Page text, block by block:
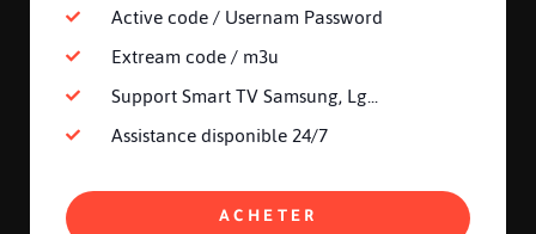
Active code / Usernam Password
Extream code / m3u
Support Smart TV Samsung, Lg...
Assistance disponible 24/7
ACHETER